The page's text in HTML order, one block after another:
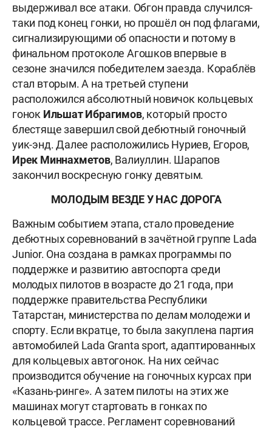
выдерживал все атаки. Обгон правда случился-
таки под конец гонки, но прошёл он под флагами,
сигнализирующими об опасности и потому в
финальном протоколе Агошков впервые в
сезоне значился победителем заезда. Кораблёв
стал вторым. А на третьей ступени
расположился абсолютный новичок кольцевых
гонок Ильшат Ибрагимов, который просто
блестяще завершил свой дебютный гоночный
уик-энд. Далее расположились Нуриев, Егоров,
Ирек Миннахметов, Валиуллин. Шарапов
закончил воскресную гонку девятым.
МОЛОДЫМ ВЕЗДЕ У НАС ДОРОГА
Важным событием этапа, стало проведение
дебютных соревнований в зачётной группе Lada
Junior. Она создана в рамках программы по
поддержке и развитию автоспорта среди
молодых пилотов в возрасте до 21 года, при
поддержке правительства Республики
Татарстан, министерства по делам молодежи и
спорту. Если вкратце, то была закуплена партия
автомобилей Lada Granta sport, адаптированных
для кольцевых автогонок. На них сейчас
производится обучение на гоночных курсах при
«Казань-ринге». А затем пилоты на этих же
машинах могут стартовать в гонках по
кольцевой трассе. Регламент соревнований